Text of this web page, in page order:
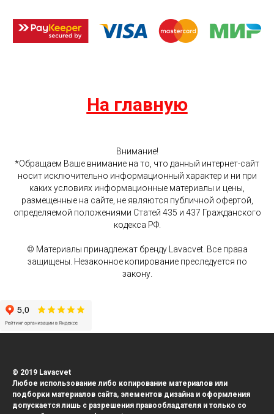
На главную
Внимание!
*Обращаем Ваше внимание на то, что данный интернет-сайт
носит исключительно информационный характер и ни при
каких условиях информационные материалы и цены,
размещенные на сайте, не являются публичной офертой,
определяемой положениями Статей 435 и 437 Гражданского
кодекса РФ.
© Материалы принадлежат бренду Lavacvet. Все права
защищены. Незаконное копирование преследуется по
закону.
© 2019 Lavacvet
Любое использование либо копирование материалов или
подборки материалов сайта, элементов дизайна и оформления
допускается лишь с разрешения правообладателя и только со